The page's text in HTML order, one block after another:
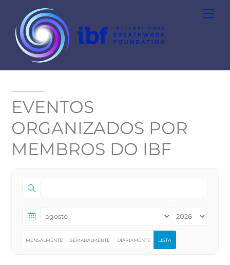
content
EVENTOS
ORGANIZADOS POR
MEMBROS DO IBF
MENSALMENTE SEMANALMENTE DIARIAMENTE LISTA